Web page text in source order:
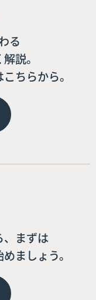
る
説。
ちらから。
、まずは
ましょう。